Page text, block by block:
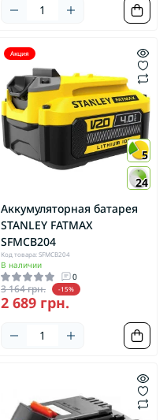
Акция
5
24
Аккумуляторная батарея
STANLEY FATMAX
SFMCB204
Код товара: SFMCB204
В наличии
0
3 164 грн. -15%
2 689 грн.